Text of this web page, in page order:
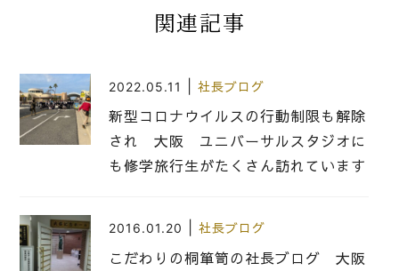
関連記事
2022.05.11 社長ブログ
新型コロナウイルスの行動制限も解除
され 大阪 ユニバーサルスタジオに
も修学旅行生がたくさん訪れています
2016.01.20 社長ブログ
こだわりの桐箪笥の社長ブログ 大阪